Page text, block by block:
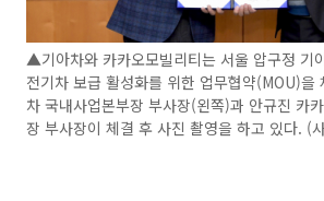
▲기아차와 카카오모빌리티는 서울 압구정 기
전기차 보급 활성화를 위한 업무협약(MOU)을
차 국내사업본부장 부사장(왼쪽)과 안규진 카
장 부사장이 체결 후 사진 촬영을 하고 있다. (